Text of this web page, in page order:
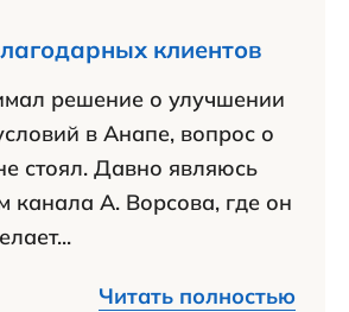
клиентов
решение о улучшении
в Анапе, вопрос о
стоял. Давно являюсь
канала А. Ворсова, где он
Читать полностью